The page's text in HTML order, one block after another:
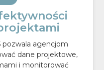
pozwala agencjom
dane projektowe,
i monitorować